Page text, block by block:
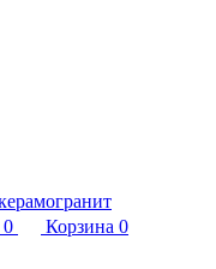
0 Корзина 0